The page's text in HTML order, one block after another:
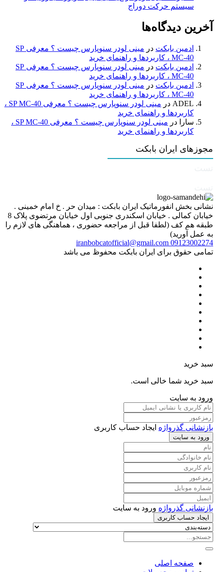
سیستم حرکت دوراج
آخرین دیدگاه‌ها
ادمین بابکت در
مینی لودر سنوپارس چیست ؟ معرفی SP
MC-40 ، کاربردها و راهنمای خرید
ادمین بابکت در
مینی لودر سنوپارس چیست ؟ معرفی SP
MC-40 ، کاربردها و راهنمای خرید
ادمین بابکت در
مینی لودر سنوپارس چیست ؟ معرفی SP
MC-40 ، کاربردها و راهنمای خرید
ADEL در
مینی لودر سنوپارس چیست ؟ معرفی SP MC-40 ،
کاربردها و راهنمای خرید
سارا
در
مینی لودر سنوپارس چیست ؟ معرفی SP MC-40 ،
کاربردها و راهنمای خرید
مجوزهای ایران بابکت
نشانی بخش انفورماتیک ایران بابکت : میدان حر . خ امام خمینی .
خیابان کمالی . خیابان اسکندری جنوبی اول خیابان مرتضوی پلاک 8
طبقه هم کف (لطفا قبل از مراجعه حضوری ، هماهنگی های لازم را
به عمل آورید)
09123002274
iranbobcatofficial@gmail.com
تمامی حقوق برای ایران بابکت محفوظ می باشد
سبد خرید
سبد خرید شما خالی است.
ورود به سایت
بازنشانی گذرواژه ایجاد حساب کاربری
ورود به سایت
بازنشانی گذرواژه ورود به سایت
ایجاد حساب کاربری
صفحه اصلی